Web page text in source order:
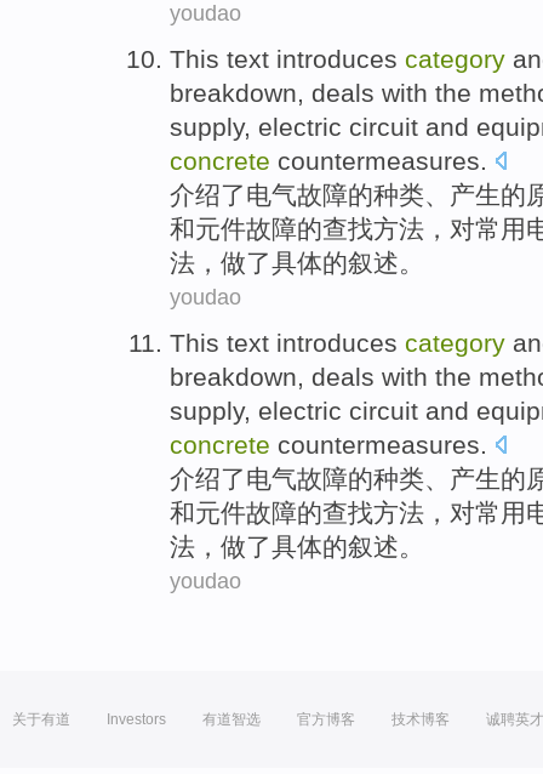
youdao
This text introduces category
breakdown, deals with the
supply, electric circuit and
concrete countermeasures.
介绍了电气故障的种类、产生的
和元件故障的查找方法 ， 对常用
法，做了具体的叙述。
youdao
This text introduces category
breakdown, deals with the
supply, electric circuit and
concrete countermeasures.
介绍了电气故障的种类、产生的
和元件故障的查找方法 ， 对常用
法，做了具体的叙述。
youdao
关于有道 Investors 有道智选 官方博客 技术博客 诚聘英才